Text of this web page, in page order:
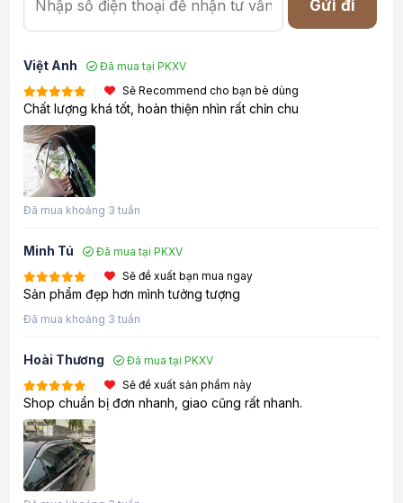
Gửi đi
Việt Anh
Đã mua tại PKXV
Sẽ Recommend cho bạn bè dùng
Chất lượng khá tốt, hoàn thiện nhìn rất chỉn chu
Đã mua khoảng 3 tuần
Minh Tú
Đã mua tại PKXV
Sẽ đề xuất bạn mua ngay
Sản phẩm đẹp hơn mình tưởng tượng
Đã mua khoảng 3 tuần
Hoài Thương
Đã mua tại PKXV
Sẽ đề xuất sản phẩm này
Shop chuẩn bị đơn nhanh, giao cũng rất nhanh.